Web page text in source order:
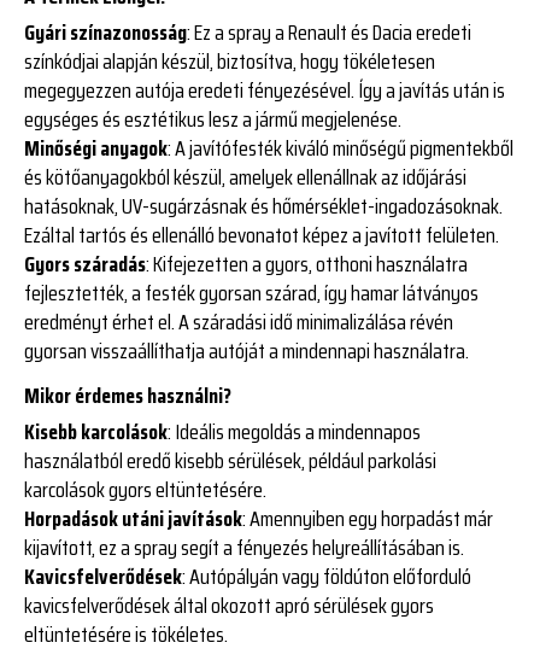
Gyári színazonosság: Ez a spray a Renault és Dacia eredeti
színkódjai alapján készül, biztosítva, hogy tökéletesen
megegyezzen autója eredeti fényezésével. Így a javítás után is
egységes és esztétikus lesz a jármű megjelenése.
Minőségi anyagok: A javítófesték kiváló minőségű pigmentekből
és kötőanyagokból készül, amelyek ellenállnak az időjárási
hatásoknak, UV-sugárzásnak és hőmérséklet-ingadozásoknak.
Ezáltal tartós és ellenálló bevonatot képez a javított felületen.
Gyors száradás: Kifejezetten a gyors, otthoni használatra
fejlesztették, a festék gyorsan szárad, így hamar látványos
eredményt érhet el. A száradási idő minimalizálása révén
gyorsan visszaállíthatja autóját a mindennapi használatra.
Mikor érdemes használni?
Kisebb karcolások: Ideális megoldás a mindennapos
használatból eredő kisebb sérülések, például parkolási
karcolások gyors eltüntetésére.
Horpadások utáni javítások: Amennyiben egy horpadást már
kijavított, ez a spray segít a fényezés helyreállításában is.
Kavicsfelverődések: Autópályán vagy földúton előforduló
kavicsfelverődések által okozott apró sérülések gyors
eltüntetésére is tökéletes.